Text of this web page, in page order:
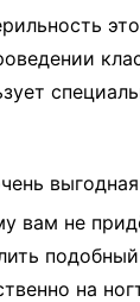
вам не
на